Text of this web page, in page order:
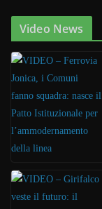
Video News